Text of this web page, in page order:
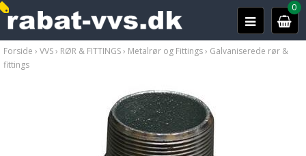
0
Forside › VVS› RØR & FITTINGS› Metalrør og Fittings› Galvaniserede rør &
fittings